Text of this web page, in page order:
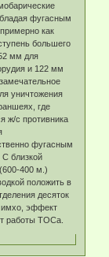
фугасным
как
большего
мм для
и 122 мм
уничтожения
где
ж/с противника
фугасным
близкой
400 м.)
положить в
десяток
имхо, эффект
работы ТОСа.